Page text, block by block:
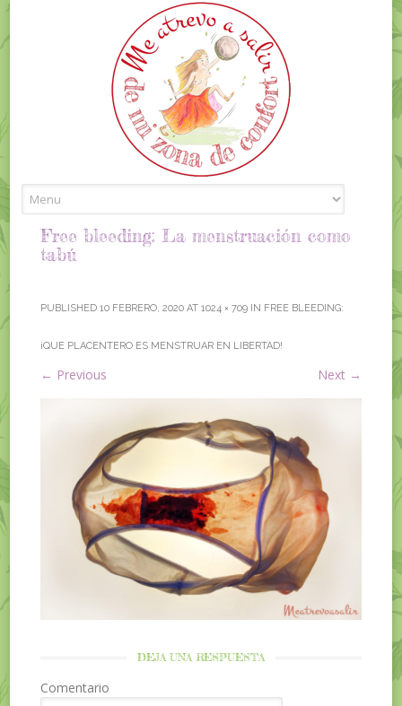
Free bleeding: La menstruación como
tabú
PUBLISHED10 FEBRERO, 2020 AT1024 × 709 IN FREE BLEEDING:
¡QUE PLACENTERO ES MENSTRUAR EN LIBERTAD!
← Previous Next →
DEJA UNA RESPUESTA
Comentario